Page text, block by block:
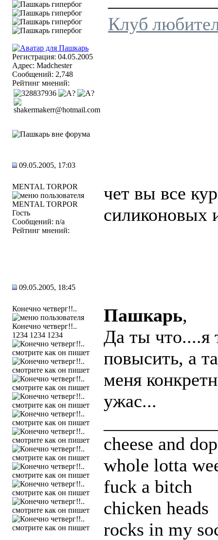
Регистрация: 04.05.2005
Адрес: Madchester
Сообщений: 2,748
Рейтинг мнений:
Клуб
09.05.2005, 17:03
MENTAL TORPOR
Гость
Сообщений: n/a
Рейтинг мнений:
чет вы все
силиконовых
09.05.2005, 18:45
Конечно четверг!!..
1234 1234 1234
Пашкарь,
Да ты что....я
повысить, а
меня
ужас...
cheese and
whole lotta
fuck a bitch
chicken heads
rocks in my